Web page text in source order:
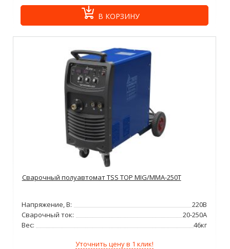
В КОРЗИНУ
Сварочный полуавтомат TSS TOP MIG/MMA-250T
Напряжение, В:
220В
Сварочный ток:
20-250А
Вес:
46кг
Уточнить цену в 1 клик!